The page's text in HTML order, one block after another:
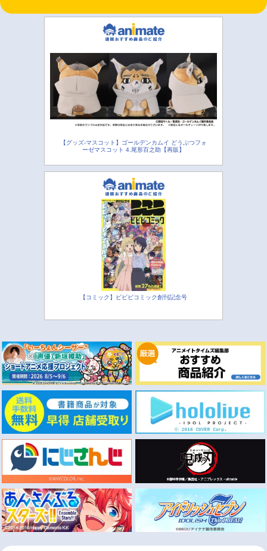
【グッズ-マスコット】ゴールデンカムイ どうぶつフォ
ーゼマスコット 4.尾形百之助【再販】
【コミック】ビビビコミック創刊記念号